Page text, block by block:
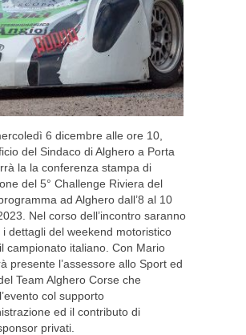
6 dicembre alle ore 10,
del Sindaco di Alghero a Porta
la la conferenza stampa di
del 5° Challenge Riviera del
ad Alghero dall’8 al 10
Nel corso dell’incontro saranno
i dettagli del weekend motoristico
campionato italiano. Con Mario
presente l’assessore allo Sport ed
Team Alghero Corse che
col supporto
ed il contributo di
privati.